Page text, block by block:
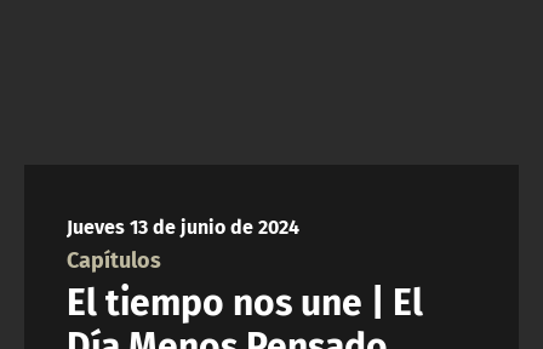
Jueves 13 de junio de 2024
Capítulos
El tiempo nos une | El